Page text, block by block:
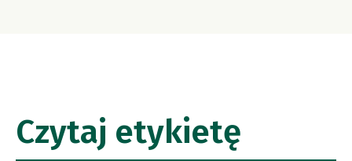
Czytaj etykietę